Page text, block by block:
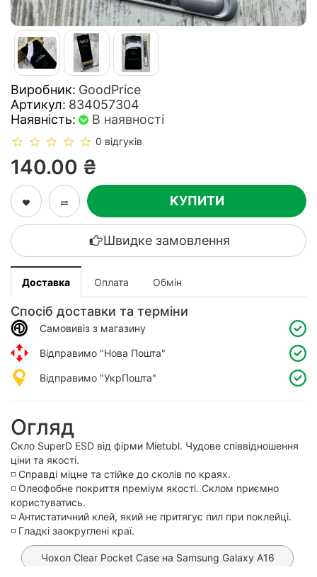
Виробник: GoodPrice
Артикул: 834057304
Наявність:
В наявності
0 відгуків
140.00 ₴
КУПИТИ
Швидке замовлення
Доставка Оплата Обмін
Спосіб доставки та терміни
Самовивіз з магазину
Відправимо "Нова Пошта"
Відправимо "УкрПошта"
Огляд
Скло SuperD ESD від фірми Mietubl. Чудове співвідношення
ціни та якості.
◽️ Справді міцне та стійке до сколів по краях.
◽️ Олеофобне покриття преміум якості. Склом приємно
користуватись.
◽️ Антистатичний клей, який не притягує пил при поклейці.
◽️ Гладкі заокруглені краї.
Чохол Clear Pocket Case на Samsung Galaxy A16